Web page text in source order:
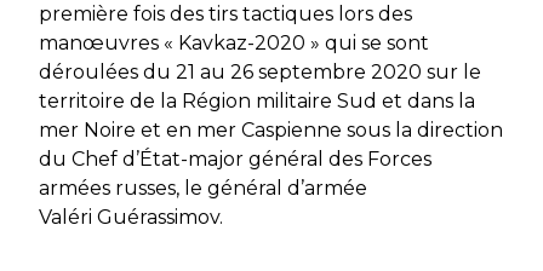
première fois des tirs tactiques lors des
manœuvres « Kavkaz-2020 » qui se sont
déroulées du 21 au 26 septembre 2020 sur le
territoire de la Région militaire Sud et dans la
mer Noire et en mer Caspienne sous la direction
du Chef d’État-major général des Forces
armées russes, le général d’armée
Valéri Guérassimov.